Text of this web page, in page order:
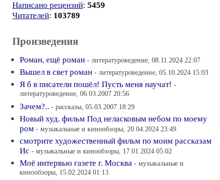
Написано рецензий: 5459
Читателей: 103789
Произведения
Роман, ещё роман - литературоведение, 08.11.2024 22:07
Вышел в свет роман - литературоведение, 05.10.2024 15:03
Я б в писатели пошёл! Пусть меня научат! -
литературоведение, 06.03.2007 20:56
Зачем?.. - рассказы, 05.03.2007 18:29
Новый худ. фильм Под неласковым небом по моему
ром - музыкальные и кинообзоры, 20.04.2024 23:49
смотрите художественный фильм по моим рассказам
Ис - музыкальные и кинообзоры, 17.01.2024 05:02
Моё интервью газете г. Москва - музыкальные и
кинообзоры, 15.02.2024 01:13